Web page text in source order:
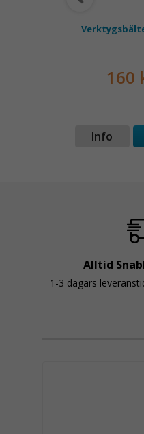
160
Info
Alltid
1-3 dagars